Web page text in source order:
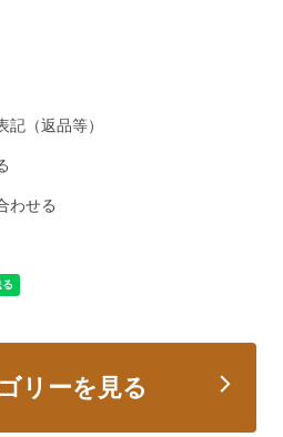
（返品等）
わせる
リーを見る